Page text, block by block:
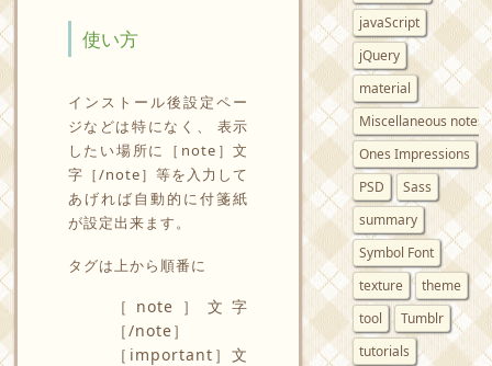
使い方
インストール後設定ペー
ジなどは特になく、 表示
したい場所に［note］文
字［/note］等を入力して
あげれば自動的に付箋紙
が設定出来ます。
タグは上から順番に
［note］文字
［/note］
［important］文
javaScript
jQuery
material
Miscellaneous notes
Ones Impressions
PSD
Sass
summary
Symbol Font
texture
theme
tool
Tumblr
tutorials